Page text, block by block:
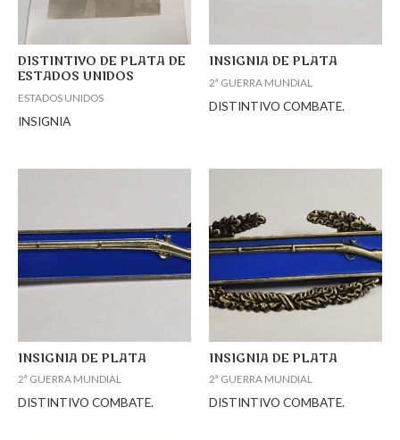
DISTINTIVO DE PLATA DE
ESTADOS UNIDOS
ESTADOS UNIDOS
INSIGNIA
INSIGNIA DE PLATA
2ª GUERRA MUNDIAL
DISTINTIVO COMBATE.
INSIGNIA DE PLATA
2ª GUERRA MUNDIAL
DISTINTIVO COMBATE.
INSIGNIA DE PLATA
2ª GUERRA MUNDIAL
DISTINTIVO COMBATE.